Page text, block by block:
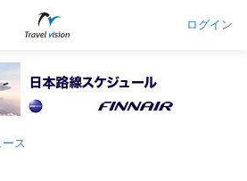
ログイン
ース